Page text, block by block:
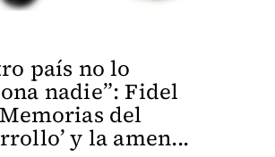
país no lo
nadie”: Fidel
del
y la amen...